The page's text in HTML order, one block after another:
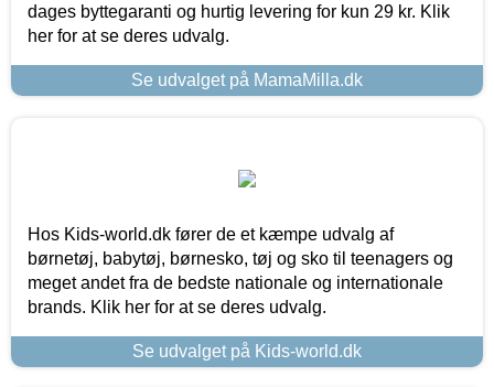
dages byttegaranti og hurtig levering for kun 29 kr. Klik
her for at se deres udvalg.
Se udvalget på MamaMilla.dk
Hos Kids-world.dk fører de et kæmpe udvalg af
børnetøj, babytøj, børnesko, tøj og sko til teenagers og
meget andet fra de bedste nationale og internationale
brands. Klik her for at se deres udvalg.
Se udvalget på Kids-world.dk